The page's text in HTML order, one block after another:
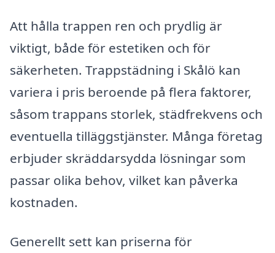
Att hålla trappen ren och prydlig är
viktigt, både för estetiken och för
säkerheten. Trappstädning i Skålö kan
variera i pris beroende på flera faktorer,
såsom trappans storlek, städfrekvens och
eventuella tilläggstjänster. Många företag
erbjuder skräddarsydda lösningar som
passar olika behov, vilket kan påverka
kostnaden.
Generellt sett kan priserna för